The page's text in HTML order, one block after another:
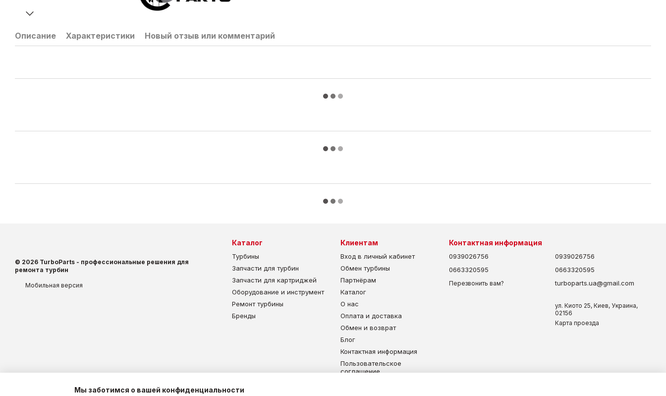
Описание Характеристики Новый отзыв или комментарий
© 2026 TurboParts - профессиональные решения для
ремонта турбин
Мобильная версия
Каталог
Турбины
Запчасти для турбин
Запчасти для картриджей
Оборудование и инструмент
Ремонт турбины
Бренды
Клиентам
Вход в личный кабинет
Обмен турбины
Партнёрам
Каталог
О нас
Оплата и доставка
Обмен и возврат
Блог
Контактная информация
Пользовательское
соглашение
Контактная информация
0939026756
0663320595
Перезвонить вам?
0939026756
0663320595
turboparts.ua@gmail.com
ул. Киото 25, Киев, Украина,
02156
Карта проезда
Мы заботимся о вашей конфиденциальности